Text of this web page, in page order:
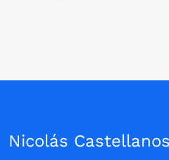
Nicolás Castellanos